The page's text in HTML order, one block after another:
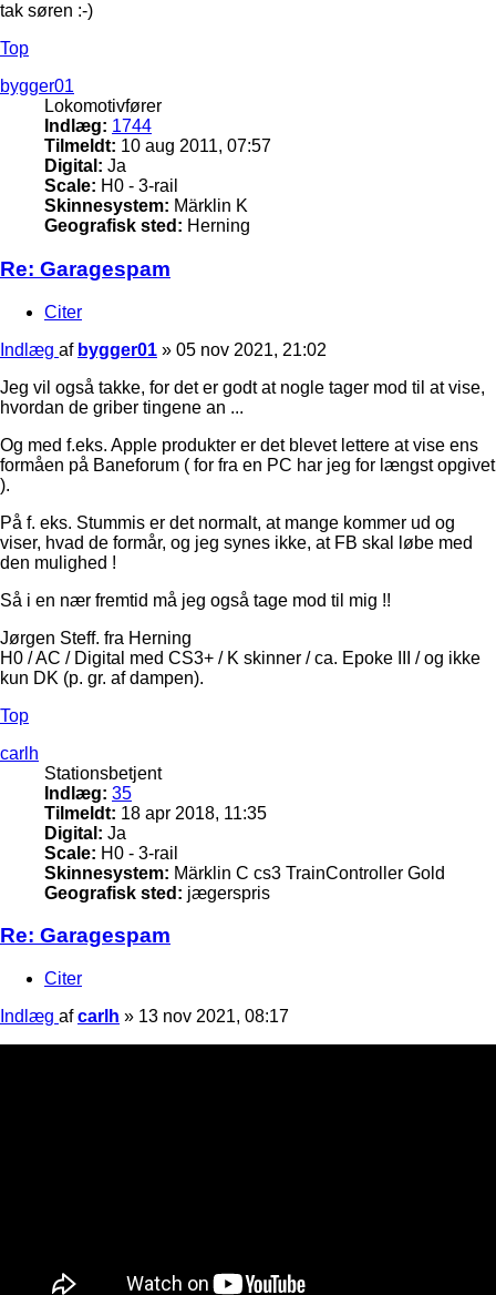
tak søren :-)
Top
bygger01
Lokomotivfører
Indlæg: 1744
Tilmeldt: 10 aug 2011, 07:57
Digital: Ja
Scale: H0 - 3-rail
Skinnesystem: Märklin K
Geografisk sted: Herning
Re: Garagespam
Citer
Indlæg af bygger01 » 05 nov 2021, 21:02
Jeg vil også takke, for det er godt at nogle tager mod til at vise,
hvordan de griber tingene an ...
Og med f.eks. Apple produkter er det blevet lettere at vise ens
formåen på Baneforum ( for fra en PC har jeg for længst opgivet
).
På f. eks. Stummis er det normalt, at mange kommer ud og
viser, hvad de formår, og jeg synes ikke, at FB skal løbe med
den mulighed !
Så i en nær fremtid må jeg også tage mod til mig !!
Jørgen Steff. fra Herning
H0 / AC / Digital med CS3+ / K skinner / ca. Epoke III / og ikke
kun DK (p. gr. af dampen).
Top
carlh
Stationsbetjent
Indlæg: 35
Tilmeldt: 18 apr 2018, 11:35
Digital: Ja
Scale: H0 - 3-rail
Skinnesystem: Märklin C cs3 TrainController Gold
Geografisk sted: jægerspris
Re: Garagespam
Citer
Indlæg afcarlh » 13 nov 2021, 08:17